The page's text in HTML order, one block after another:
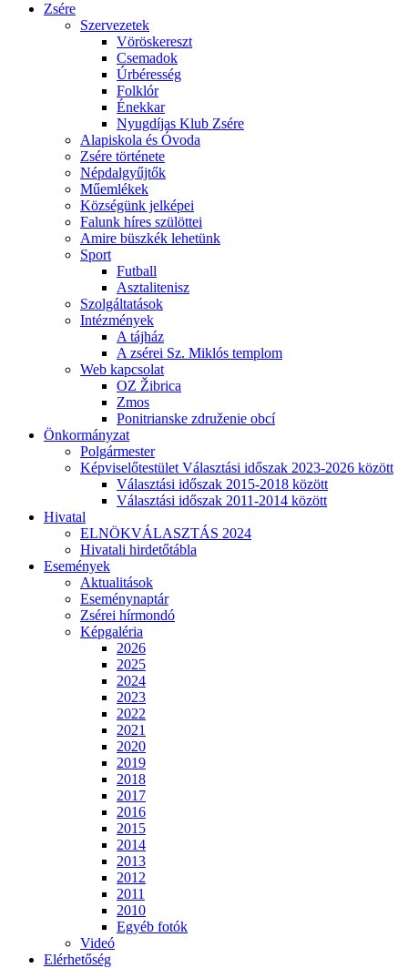
Zsére
Szervezetek
Vöröskereszt
Csemadok
Úrbéresség
Folklór
Énekkar
Nyugdíjas Klub Zsére
Alapiskola és Óvoda
Zsére története
Népdalgyűjtők
Műemlékek
Községünk jelképei
Falunk híres szülöttei
Amire büszkék lehetünk
Sport
Futball
Asztalitenisz
Szolgáltatások
Intézmények
A tájház
A zsérei Sz. Miklós templom
Web kapcsolat
OZ Žibrica
Zmos
Ponitrianske združenie obcí
Önkormányzat
Polgármester
Képviselőtestület Választási időszak 2023-2026 között
Választási időszak 2015-2018 között
Választási időszak 2011-2014 között
Hivatal
ELNÖKVÁLASZTÁS 2024
Hivatali hirdetőtábla
Események
Aktualitások
Eseménynaptár
Zsérei hírmondó
Képgaléria
2026
2025
2024
2023
2022
2021
2020
2019
2018
2017
2016
2015
2014
2013
2012
2011
2010
Egyéb fotók
Videó
Elérhetőség